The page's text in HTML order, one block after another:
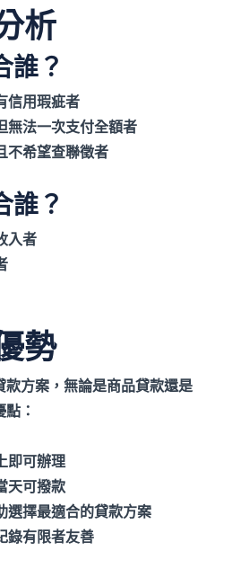
析
誰？
信用瑕疵者
無法一次支付全額者
不希望查聯徵者
誰？
入者
勢
款方案，無論是商品貸款還是
：
即可辦理
天可撥款
選擇最適合的貸款方案
錄有限者友善